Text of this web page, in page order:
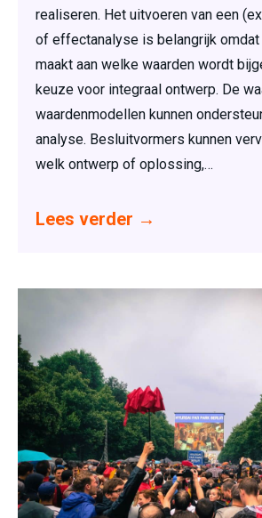
realiseren. Het uitvoeren van een
of effectanalyse is belangrijk
maakt aan welke waarden wordt
keuze voor integraal ontwerp. De
waardenmodellen kunnen
analyse. Besluitvormers kunnen
welk ontwerp of oplossing,…
Lees verder →